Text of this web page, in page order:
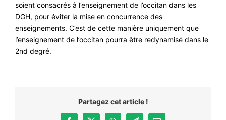
soient consacrés à l’enseignement de l’occitan dans les
DGH, pour éviter la mise en concurrence des
enseignements. C’est de cette manière uniquement que
l’enseignement de l’occitan pourra être redynamisé dans le
2nd degré.
Partagez cet article !